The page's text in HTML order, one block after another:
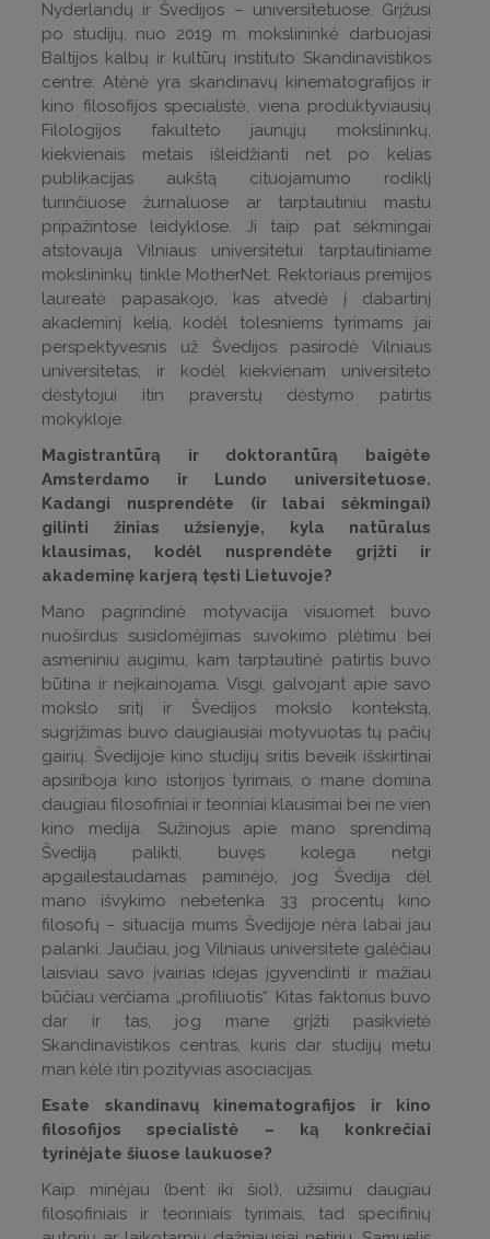
Nyderlandų ir Švedijos – universitetuose. Grįžusi
po studijų, nuo 2019 m. mokslininkė darbuojasi
Baltijos kalbų ir kultūrų instituto Skandinavistikos
centre: Atėnė yra skandinavų kinematografijos ir
kino filosofijos specialistė, viena produktyviausių
Filologijos fakulteto jaunųjų mokslininkų,
kiekvienais metais išleidžianti net po kelias
publikacijas aukštą cituojamumo rodiklį
turinčiuose žurnaluose ar tarptautiniu mastu
pripažintose leidyklose. Ji taip pat sėkmingai
atstovauja Vilniaus universitetui tarptautiniame
mokslininkų tinkle MotherNet. Rektoriaus premijos
laureatė papasakojo, kas atvedė į dabartinį
akademinį kelią, kodėl tolesniems tyrimams jai
perspektyvesnis už Švedijos pasirodė Vilniaus
universitetas, ir kodėl kiekvienam universiteto
dėstytojui itin praverstų dėstymo patirtis
mokykloje.
Magistrantūrą ir doktorantūrą baigėte
Amsterdamo ir Lundo universitetuose.
Kadangi nusprendėte (ir labai sėkmingai)
gilinti žinias užsienyje, kyla natūralus
klausimas, kodėl nusprendėte grįžti ir
akademinę karjerą tęsti Lietuvoje?
Mano pagrindinė motyvacija visuomet buvo
nuoširdus susidomėjimas suvokimo plėtimu bei
asmeniniu augimu, kam tarptautinė patirtis buvo
būtina ir neįkainojama. Visgi, galvojant apie savo
mokslo sritį ir Švedijos mokslo kontekstą,
sugrįžimas buvo daugiausiai motyvuotas tų pačių
gairių. Švedijoje kino studijų sritis beveik išskirtinai
apsiriboja kino istorijos tyrimais, o mane domina
daugiau filosofiniai ir teoriniai klausimai bei ne vien
kino medija. Sužinojus apie mano sprendimą
Švediją palikti, buvęs kolega netgi
apgailestaudamas paminėjo, jog Švedija dėl
mano išvykimo nebetenka 33 procentų kino
filosofų – situacija mums Švedijoje nėra labai jau
palanki. Jaučiau, jog Vilniaus universitete galėčiau
laisviau savo įvairias idėjas įgyvendinti ir mažiau
būčiau verčiama „profiliuotis“. Kitas faktorius buvo
dar ir tas, jog mane grįžti pasikvietė
Skandinavistikos centras, kuris dar studijų metu
man kėlė itin pozityvias asociacijas.
Esate skandinavų kinematografijos ir kino
filosofijos specialistė – ką konkrečiai
tyrinėjate šiuose laukuose?
Kaip minėjau (bent iki šiol), užsiimu daugiau
filosofiniais ir teoriniais tyrimais, tad specifinių